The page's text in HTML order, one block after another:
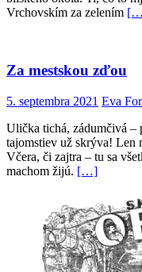
Vrchovskím za zelením
Za mestskou zďou
5. septembra 2021 Eva
Ulička tichá, zádumčivá
tajomstiev už skrýva! Len
Včera, či zajtra – tu sa
machom žijú. […]